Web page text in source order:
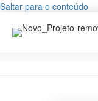
Saltar para o conteúdo